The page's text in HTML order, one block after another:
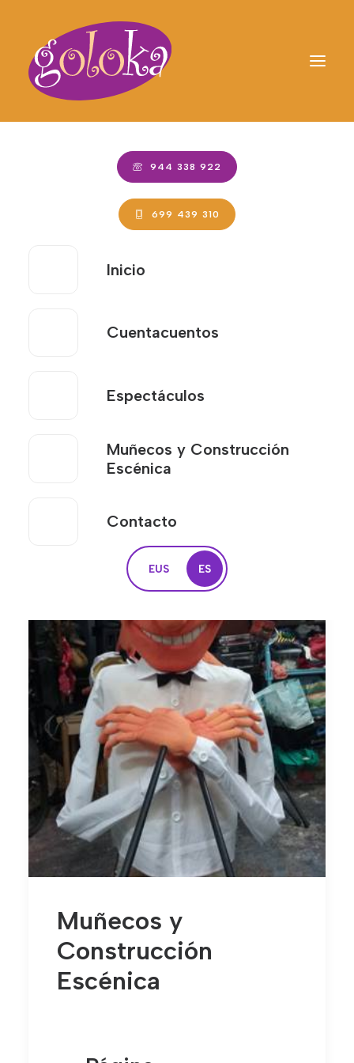
944 338 922
699 439 310
Inicio
Cuentacuentos
Espectáculos
Muñecos y Construcción
Escénica
Contacto
EUS ES
Página
Muñecos y
Construcción
Escénica